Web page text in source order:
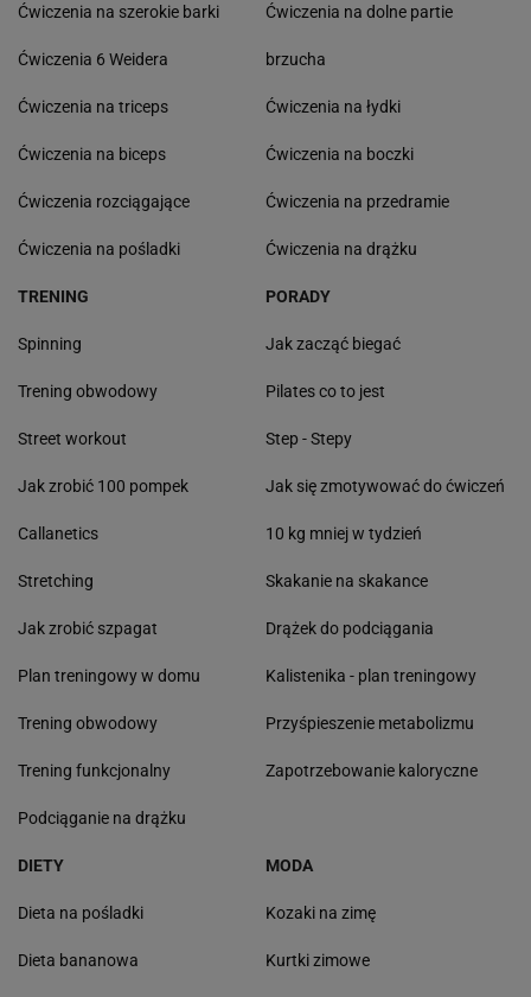
Ćwiczenia na szerokie barki
Ćwiczenia 6 Weidera
Ćwiczenia na triceps
Ćwiczenia na biceps
Ćwiczenia rozciągające
Ćwiczenia na pośladki
Ćwiczenia na dolne partie
brzucha
Ćwiczenia na łydki
Ćwiczenia na boczki
Ćwiczenia na przedramie
Ćwiczenia na drążku
TRENING
Spinning
Trening obwodowy
Street workout
Jak zrobić 100 pompek
Callanetics
Stretching
Jak zrobić szpagat
Plan treningowy w domu
Trening obwodowy
Trening funkcjonalny
Podciąganie na drążku
PORADY
Jak zacząć biegać
Pilates co to jest
Step - Stepy
Jak się zmotywować do ćwiczeń
10 kg mniej w tydzień
Skakanie na skakance
Drążek do podciągania
Kalistenika - plan treningowy
Przyśpieszenie metabolizmu
Zapotrzebowanie kaloryczne
DIETY
Dieta na pośladki
Dieta bananowa
MODA
Kozaki na zimę
Kurtki zimowe